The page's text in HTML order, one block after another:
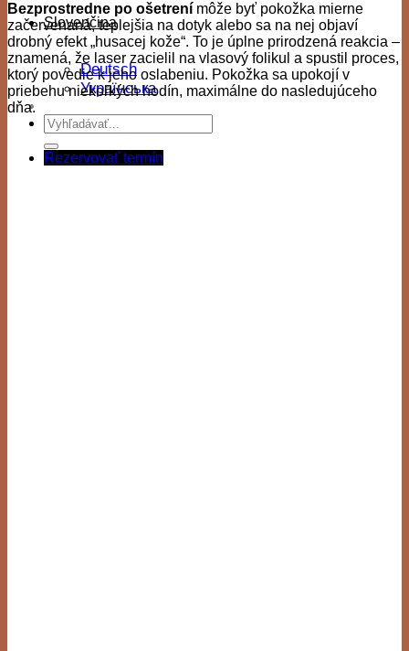
Slovenčina
Deutsch
Українська
Rezervovať termín
Bezprostredne po ošetrení môže byť pokožka mierne
začervenaná, teplejšia na dotyk alebo sa na nej objaví
drobný efekt „husacej kože“. To je úplne prirodzená reakcia –
znamená, že laser zacielil na vlasový folikul a spustil proces,
ktorý povedie k jeho oslabeniu. Pokožka sa upokojí v
priebehu niekoľkých hodín, maximálne do nasledujúceho
dňa.